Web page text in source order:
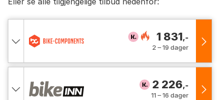
1 831,-
2 – 19 dager
2 226,-
11 – 16 dager